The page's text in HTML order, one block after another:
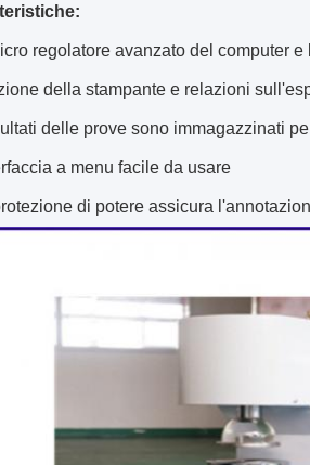
regolatore avanzato del computer
della stampante e relazioni
delle prove sono immagazzinati
a menu facile da usare
di potere assicura